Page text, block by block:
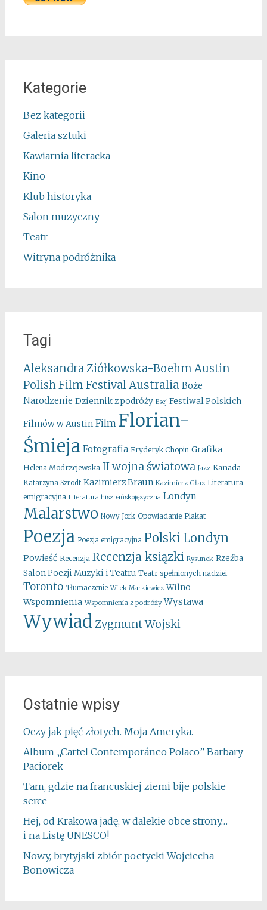
Kategorie
Bez kategorii
Galeria sztuki
Kawiarnia literacka
Kino
Klub historyka
Salon muzyczny
Teatr
Witryna podróżnika
Tagi
Aleksandra Ziółkowska-Boehm Austin
Polish Film FestivalAustralia Boże
Narodzenie Dziennik z podróży Esej Festiwal Polskich
Filmów w Austin Film Florian-
Śmieja Fotografia Fryderyk Chopin Grafika
Helena Modrzejewska II wojna światowa Jazz Kanada
Katarzyna Szrodt Kazimierz Braun Kazimierz Głaz Literatura
emigracyjna Literatura hiszpańskojęzyczna Londyn
Malarstwo Nowy Jork Opowiadanie Plakat
Poezja Poezja emigracyjna Polski Londyn
Powieść Recenzja Recenzja ksiązki Rysunek Rzeźba
Salon Poezji Muzyki i Teatru Teatr spełnionych nadziei
Toronto Tłumaczenie Wilek Markiewicz Wilno
Wspomnienia Wspomnienia z podróży Wystawa
WywiadZygmunt Wojski
Ostatnie wpisy
Oczy jak pięć złotych. Moja Ameryka.
Album „Cartel Contemporáneo Polaco” Barbary
Paciorek
Tam, gdzie na francuskiej ziemi bije polskie
serce
Hej, od Krakowa jadę, w dalekie obce strony…
i na Listę UNESCO!
Nowy, brytyjski zbiór poetycki Wojciecha
Bonowicza